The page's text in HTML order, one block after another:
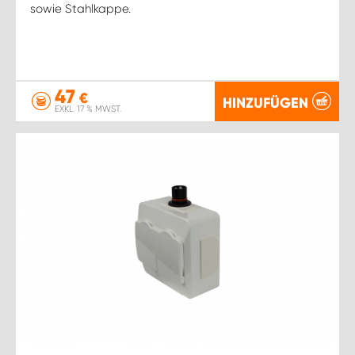
sowie Stahlkappe.
47 €
EXKL. 17 % MWST. HINZUFÜGEN